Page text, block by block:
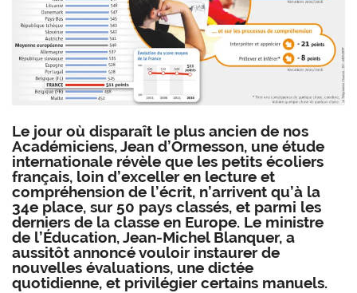
Le jour où disparaît le plus ancien de nos
Académiciens, Jean d’Ormesson, une étude
internationale révèle que les petits écoliers
français, loin d’exceller en lecture et
compréhension de l’écrit, n’arrivent qu’à la
34e place, sur 50 pays classés, et parmi les
derniers de la classe en Europe. Le ministre
de l’Éducation, Jean-Michel Blanquer, a
aussitôt annoncé vouloir instaurer de
nouvelles évaluations, une dictée
quotidienne, et privilégier certains manuels.